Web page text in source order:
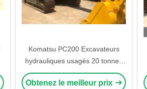
Komatsu PC200 Excavateurs
hydrauliques usagés 20 tonnes
Machine de creusement Bon
rendement
Obtenez le meilleur prix